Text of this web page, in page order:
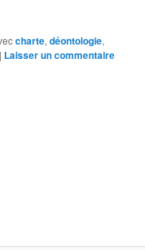
charte,déontologie,
| Laisser un commentaire